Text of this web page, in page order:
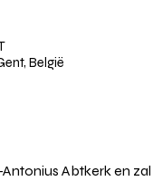
België
Abtkerk en